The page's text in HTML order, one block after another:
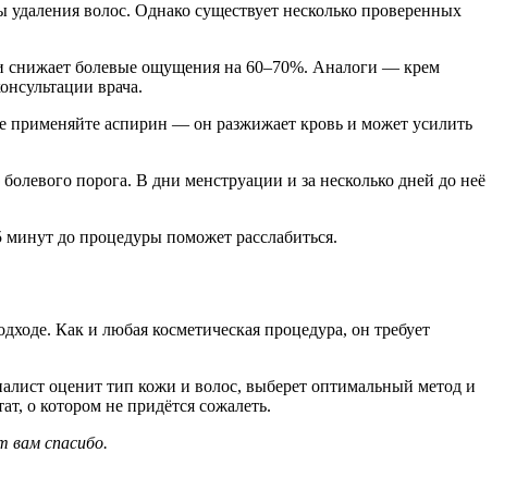
волос. Однако существует несколько проверенных
болевые ощущения на 60–70%. Аналоги — крем
врача.
применяйте аспирин — он разжижает кровь и может усилить
порога. В дни менструации и за несколько дней до неё
до процедуры поможет расслабиться.
Как и любая косметическая процедура, он требует
оценит тип кожи и волос, выберет оптимальный метод и
о котором не придётся сожалеть.
вам спасибо.